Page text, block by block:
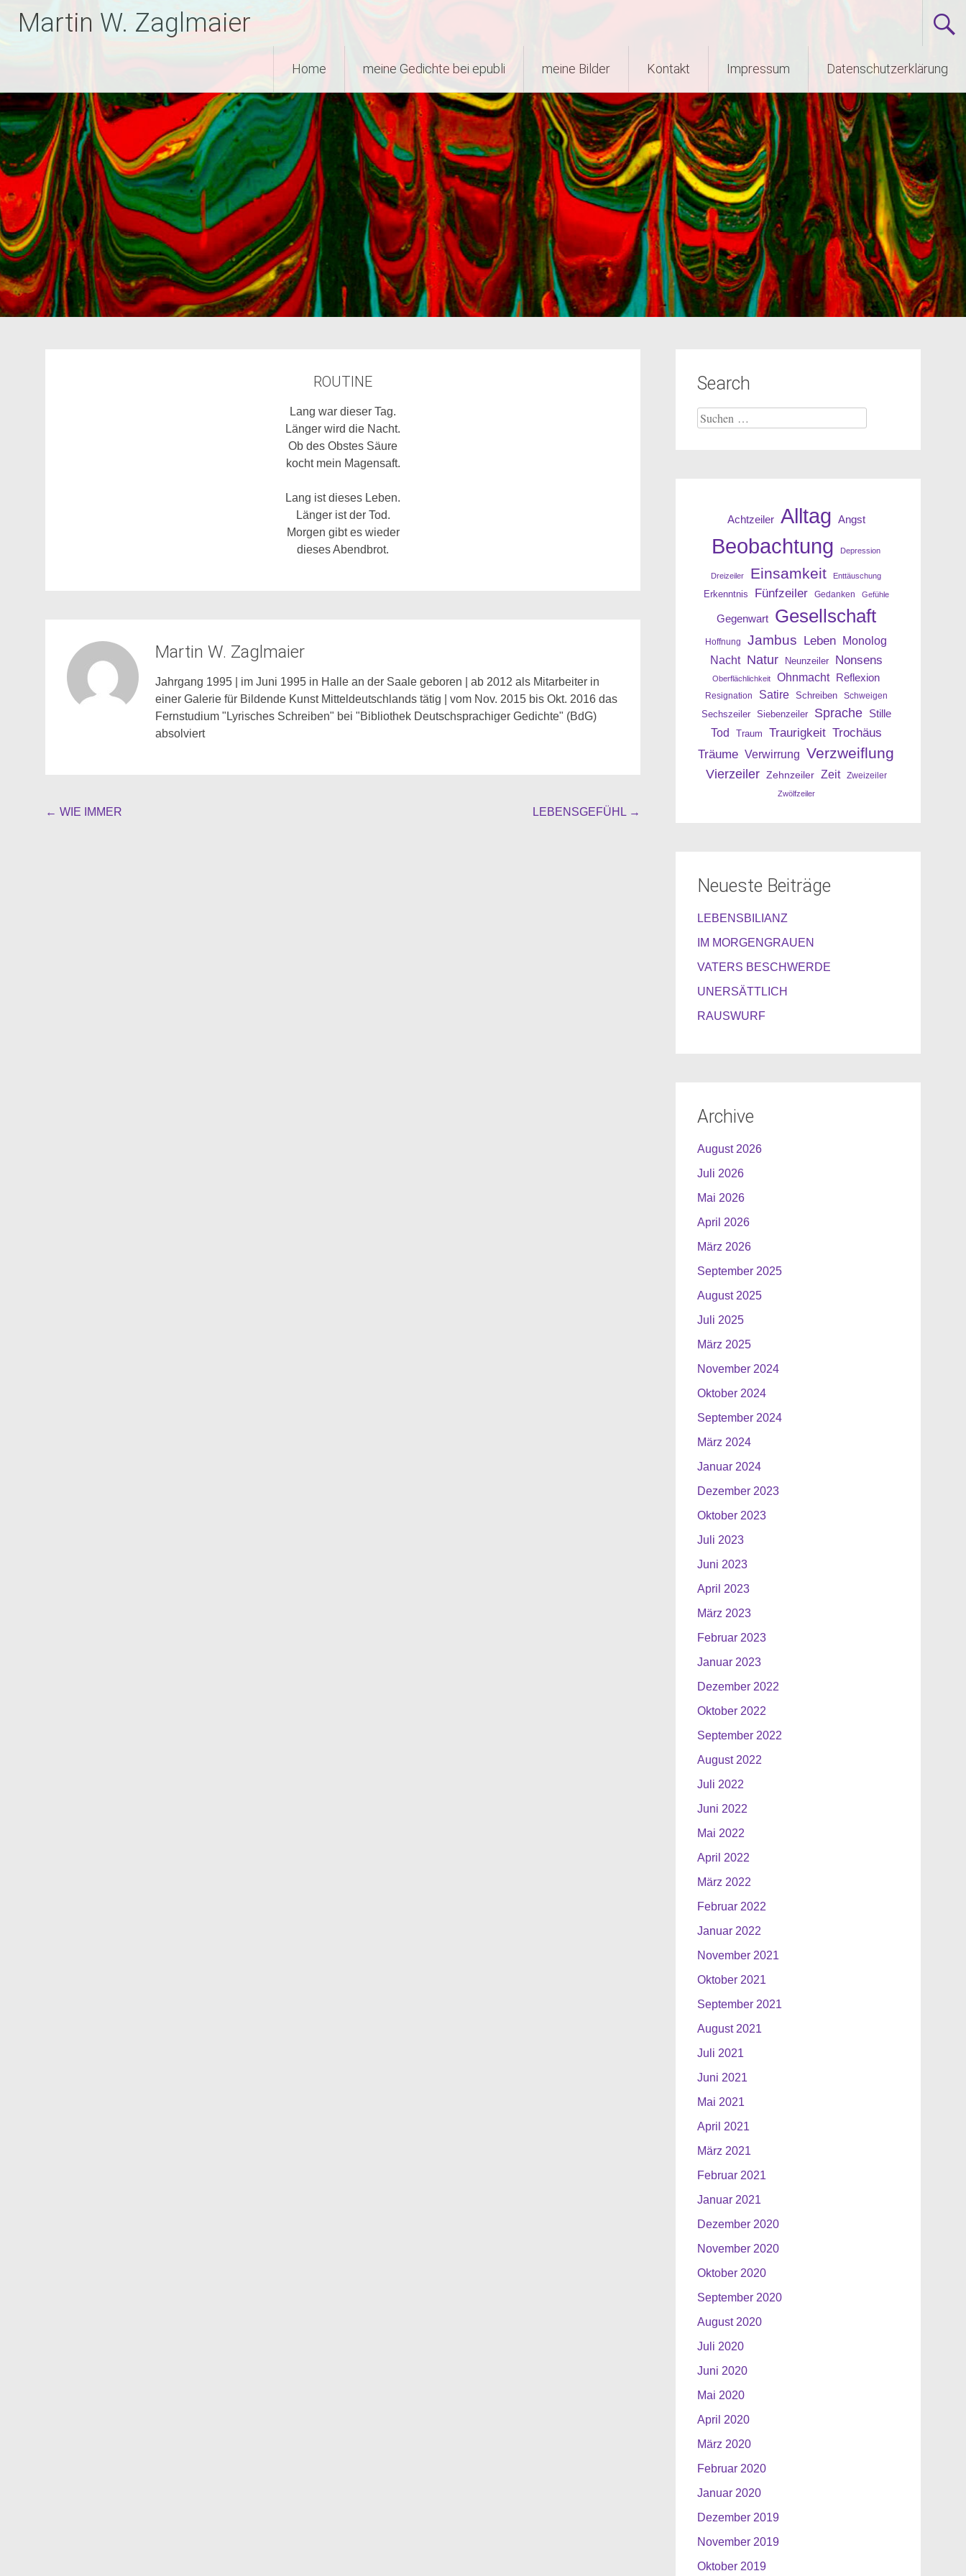
InhaltMartin W. Zaglmaier
Home meine Gedichte bei epubli meine Bilder Kontakt Impressum Datenschutzerklärung
ROUTINE
Lang war dieser Tag.
Länger wird die Nacht.
Ob des Obstes Säure
kocht mein Magensaft.
Lang ist dieses Leben.
Länger ist der Tod.
Morgen gibt es wieder
dieses Abendbrot.
Martin W. Zaglmaier
Jahrgang 1995 | im Juni 1995 in Halle an der Saale geboren | ab 2012 als Mitarbeiter in
einer Galerie für Bildende Kunst Mitteldeutschlands tätig | vom Nov. 2015 bis Okt. 2016 das
Fernstudium "Lyrisches Schreiben" bei "Bibliothek Deutschsprachiger Gedichte" (BdG)
absolviert
Beitragsnavigation
← WIE IMMER LEBENSGEFÜHL →
Search
Suche
nach:
Achtzeiler Alltag Angst
Beobachtung Depression
Dreizeiler Einsamkeit Enttäuschung
Erkenntnis Fünfzeiler Gedanken Gefühle
Gegenwart Gesellschaft
Hoffnung Jambus Leben Monolog
Nacht Natur Neunzeiler Nonsens
Oberflächlichkeit Ohnmacht Reflexion
Resignation Satire Schreiben Schweigen
Sechszeiler Siebenzeiler Sprache Stille
Tod Traum Traurigkeit Trochäus
Träume Verwirrung Verzweiflung
Vierzeiler Zehnzeiler Zeit Zweizeiler
Zwölfzeiler
Neueste Beiträge
LEBENSBILIANZ
IM MORGENGRAUEN
VATERS BESCHWERDE
UNERSÄTTLICH
RAUSWURF
Archive
August 2026
Juli 2026
Mai 2026
April 2026
März 2026
September 2025
August 2025
Juli 2025
März 2025
November 2024
Oktober 2024
September 2024
März 2024
Januar 2024
Dezember 2023
Oktober 2023
Juli 2023
Juni 2023
April 2023
März 2023
Februar 2023
Januar 2023
Dezember 2022
Oktober 2022
September 2022
August 2022
Juli 2022
Juni 2022
Mai 2022
April 2022
März 2022
Februar 2022
Januar 2022
November 2021
Oktober 2021
September 2021
August 2021
Juli 2021
Juni 2021
Mai 2021
April 2021
März 2021
Februar 2021
Januar 2021
Dezember 2020
November 2020
Oktober 2020
September 2020
August 2020
Juli 2020
Juni 2020
Mai 2020
April 2020
März 2020
Februar 2020
Januar 2020
Dezember 2019
November 2019
Oktober 2019